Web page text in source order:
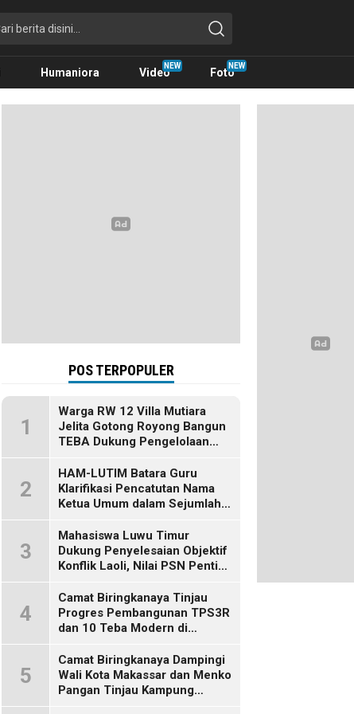
Humaniora Video Foto
POS TERPOPULER
1
Warga RW 12 Villa Mutiara
Jelita Gotong Royong Bangun
TEBA Dukung Pengelolaan
2
HAM-LUTIM Batara Guru
Klarifikasi Pencatutan Nama
Ketua Umum dalam Sejumlah
3
Mahasiswa Luwu Timur
Dukung Penyelesaian Objektif
Konflik Laoli, Nilai PSN Penting
4
Camat Biringkanaya Tinjau
Progres Pembangunan TPS3R
dan 10 Teba Modern di
5
Camat Biringkanaya Dampingi
Wali Kota Makassar dan Menko
Pangan Tinjau Kampung